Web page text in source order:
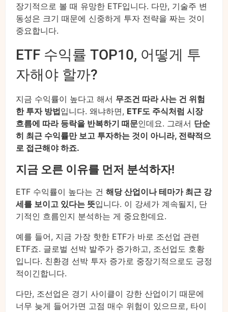
장기적으로 볼 때 유망한 ETF입니다. 다만, 기술주 변
동성은 크기 때문에 신중하게 투자 전략을 짜는 것이
중요합니다.
ETF 수익률 TOP10, 어떻게 투
자해야 할까?
지금 수익률이 높다고 해서 무조건 따라 사는 건 위험
한 투자 방법입니다. 왜냐하면, ETF도 주식처럼 시장
흐름에 따라 등락을 반복하기 때문인데요. 그래서 단순
히 최근 수익률만 보고 투자하는 것이 아니라, 전략적으
로 접근해야 하죠.
지금 오른 이유를 먼저 분석하자!
ETF 수익률이 높다는 건 해당 산업이나 테마가 최근 강
세를 보이고 있다는 뜻입니다. 이 강세가 계속될지, 단
기적인 흐름인지 분석하는 게 중요한데요.
예를 들어, 지금 가장 핫한 ETF가 바로 조선업 관련
ETF죠. 글로벌 선박 발주가 증가하고, 조선업도 호황
입니다. 친환경 선박 투자 증가로 중장기적으로도 긍정
적이긴합니다.
다만, 조선업은 경기 사이클이 강한 산업이기 때문에
너무 늦게 들어가면 고점 매수 위험이 있으므로, 타이